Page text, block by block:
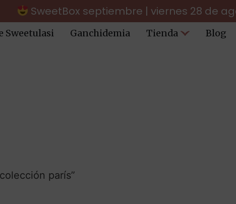
SweetBox septiembre | viernes 28 de
Sweetulasi Ganchidemia Tienda Blog
parís”